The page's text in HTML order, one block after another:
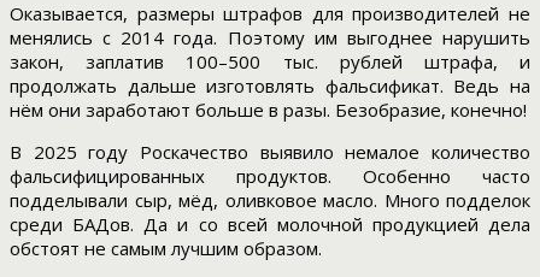
Оказывается, размеры штрафов для производителей не
менялись с 2014 года. Поэтому им выгоднее нарушить
закон, заплатив 100–500 тыс. рублей штрафа, и
продолжать дальше изготовлять фальсификат. Ведь на
нём они заработают больше в разы. Безобразие, конечно!
В 2025 году Роскачество выявило немалое количество
фальсифицированных продуктов. Особенно часто
подделывали сыр, мёд, оливковое масло. Много подделок
среди БАДов. Да и со всей молочной продукцией дела
обстоят не самым лучшим образом.